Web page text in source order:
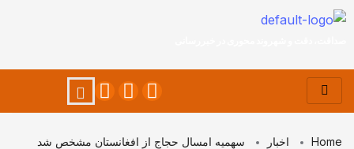
Home اخبار سهمیه امسال حجاج از افغانستان مشخص شد